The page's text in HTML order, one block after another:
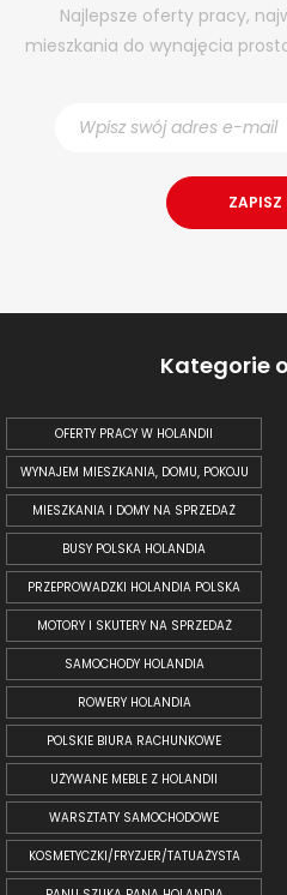
Najlepsze oferty pracy,
mieszkania do wynajęcia
Kategorie
OFERTY PRACY W HOLANDII
WYNAJEM MIESZKANIA, DOMU, POKOJU
MIESZKANIA I DOMY NA SPRZEDAŻ
BUSY POLSKA HOLANDIA
PRZEPROWADZKI HOLANDIA POLSKA
MOTORY I SKUTERY NA SPRZEDAŻ
SAMOCHODY HOLANDIA
ROWERY HOLANDIA
POLSKIE BIURA RACHUNKOWE
UŻYWANE MEBLE Z HOLANDII
WARSZTATY SAMOCHODOWE
KOSMETYCZKI/FRYZJER/TATUAŻYSTA